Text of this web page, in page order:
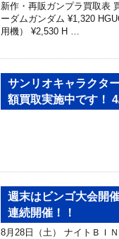
新作・再販ガンプラ買取表
ーダムガンダム ¥1,320
用機） ¥2,530 H …
サンリオキャラクタ
額買取実施中です！
週末はビンゴ大会開
連続開催！！
8月28日（土） ナイトＢＩ